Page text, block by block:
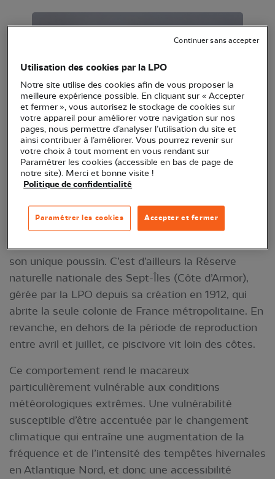
Macareux moine (Fratercula arctica)* - Crédit
photo : Guillaume Rey
Facilement reconnaissable à son bec multicolore, le
plus clair de son temps en haute mer. En effet, il
séjourne à terre seulement pour se reproduire dans
son unique poussin. C’est d’ailleurs la Réserve
naturelle nationale des Sept-Îles (Côte d’Armor),
gérée par la LPO depuis sa création en 1912, qui
abrite la seule colonie de France métropolitaine. En
revanche, en dehors de la période de reproduction
entre avril et juillet, ce piscivore vit loin des côtes.
Ce comportement rend le macareux
particulièrement vulnérable aux conditions
météorologiques extrêmes. Une vulnérabilité
susceptible d’être accentuée par le changement
climatique qui entraîne une augmentation de la
fréquence et de l’intensité des tempêtes hivernales
en Atlantique Nord, et donc une accessibilité
Utilisation des cookies par la LPO
Notre site utilise des cookies afin de vous proposer la
meilleure expérience possible. En cliquant sur « Accepter
et fermer », vous autorisez le stockage de cookies sur
votre appareil pour améliorer votre navigation sur nos
pages, nous permettre d’analyser l’utilisation du site et
ainsi contribuer à l’améliorer. Vous pourrez revenir sur
votre choix à tout moment en vous rendant sur
Paramétrer les cookies (accessible en bas de page de
notre site). Merci et bonne visite !
Politique de confidentialité
Accepter et fermer
Paramétrer les cookies
Continuer sans accepter